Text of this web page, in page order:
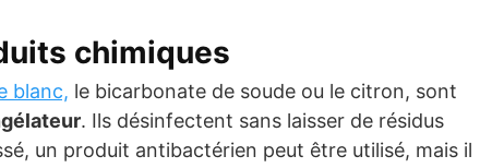
chimiques
blanc, le bicarbonate de soude ou le citron, sont
. Ils désinfectent sans laisser de résidus
un produit antibactérien peut être utilisé, mais il